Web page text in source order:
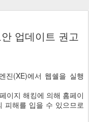
업데이트 권고
진(XE)에서 웹쉘을 실행
이지 해킹에 의해 홈페이
피해를 입을 수 있으므로